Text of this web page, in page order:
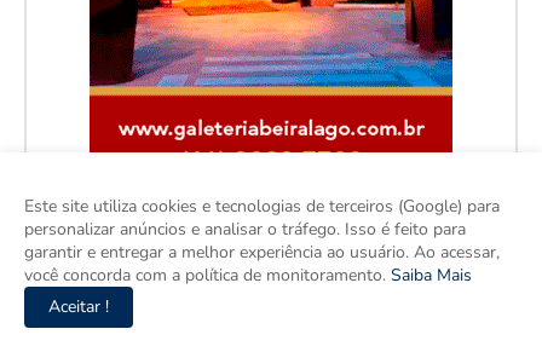
Este site utiliza cookies e tecnologias de terceiros (Google) para
personalizar anúncios e analisar o tráfego. Isso é feito para
garantir e entregar a melhor experiência ao usuário. Ao acessar,
você concorda com a política de monitoramento. Saiba Mais
Aceitar !